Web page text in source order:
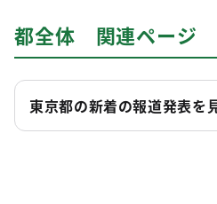
都全体 関連ページ
東京都の新着の報道発表を